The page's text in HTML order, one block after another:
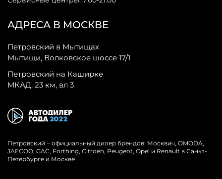
АДРЕСА В МОСКВЕ
Петровский в Мытищах
Мытищи, Волковское шоссе 17/1
Петровский на Каширке
МКАД, 23 км, вл 3
Петровский − официальный дилер брендов: Москвич, OMODA,
JAECOO, GAC, Forthing, Citroёn, Peugeot, Opel и Renault в Санкт-
Петербурге и Москве